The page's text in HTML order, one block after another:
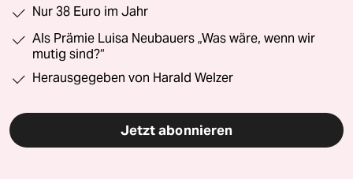
Nur 38 Euro im Jahr
Als Prämie Luisa Neubauers „Was wäre, wenn wir
mutig sind?“
Herausgegeben von Harald Welzer
Jetzt abonnieren